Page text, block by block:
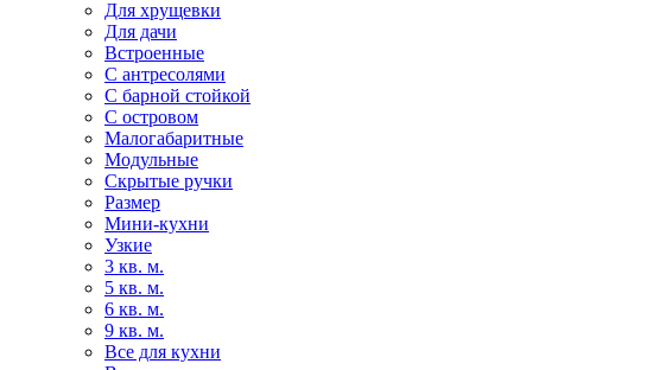
Для хрущевки
Для дачи
Встроенные
С антресолями
С барной стойкой
С островом
Малогабаритные
Модульные
Скрытые ручки
Размер
Мини-кухни
Узкие
3 кв. м.
5 кв. м.
6 кв. м.
9 кв. м.
Все для кухни